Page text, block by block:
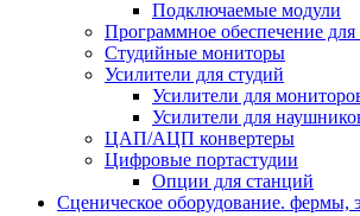
Подключаемые модули
Программное обеспечение для
Студийные мониторы
Усилители для студий
Усилители для
Усилители для
ЦАП/АЦП конвертеры
Цифровые портастудии
Опции для станций
Сценическое оборудование. фермы,